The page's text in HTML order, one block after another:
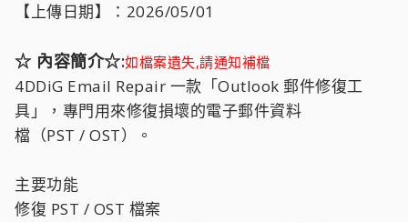
【上傳日期】：2026/05/01
☆ 內容簡介☆:如檔案遺失,請通知補檔
4DDiG Email Repair 一款「Outlook 郵件修復工
具」，專門用來修復損壞的電子郵件資料
檔（PST / OST）。
主要功能
修復 PST / OST 檔案